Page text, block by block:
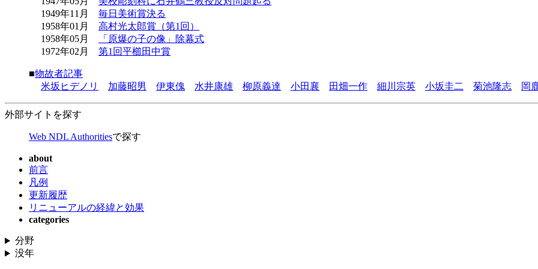
1949年11月 毎日美術賞決る
1958年01月 高村光太郎賞（第1回）
1958年05月
「原爆の子の像」除幕式
1972年02月 第1回平櫛田中賞
■物故者記事
米坂ヒデノリ
加藤昭男 伊東傀 水井康雄 柳原義達 小田襄 田畑一作 細川宗英 小坂圭二 菊池隆志 岡
外部サイトを探す
Web NDL Authoritiesで探す
about
前言
凡例
更新履歴
リニューアルの経緯と効果
categories
分野
没年